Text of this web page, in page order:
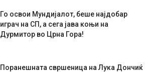
Го освои Мундијалот, беше најдобар
играч на СП, а сега јава коњи на
Дурмитор во Црна Гора!
Поранешната свршеница на Лука Дончиќ